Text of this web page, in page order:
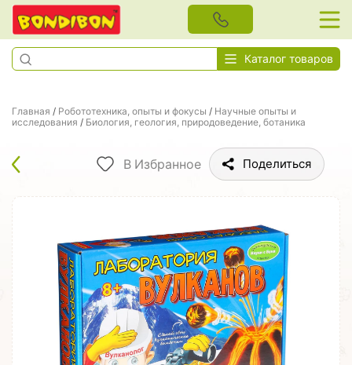
Каталог товаров
Главная / Робототехника, опыты и фокусы / Научные опыты и
исследования / Биология, геология, природоведение, ботаника
В Избранное Поделиться